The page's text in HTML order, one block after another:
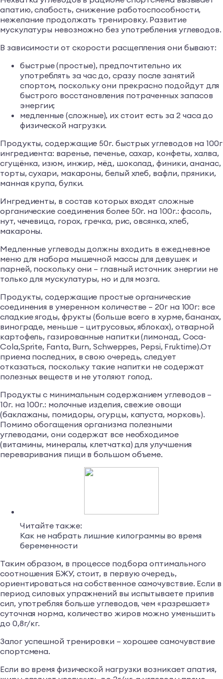
апатию, слабость, снижение работоспособности,
нежелание продолжать тренировку. Развитие
мускулатуры невозможно без употребления углеводов.
В зависимости от скорости расщепления они бывают:
быстрые (простые), предпочтительно их
употреблять за час до, сразу после занятий
спортом, поскольку они прекрасно подойдут для
быстрого восстановления потраченных запасов
энергии;
медленные (сложные), их стоит есть за 2 часа до
физической нагрузки.
Продукты, содержащие 50г. быстрых углеводов на 100г
ингредиента: варенье, печенье, сахар, конфеты, халва,
сгущёнка, изюм, инжир, мёд, шоколад, финики, ананас,
торты, сухари, макароны, белый хлеб, вафли, пряники,
манная крупа, булки.
Ингредиенты, в состав которых входят сложные
органические соединения более 50г. на 100г.: фасоль,
нут, чечевица, горох, гречка, рис, овсянка, хлеб,
макароны.
Медленные углеводы должны входить в ежедневное
меню для набора мышечной массы для девушек и
парней, поскольку они – главный источник энергии не
только для мускулатуры, но и для мозга.
Продукты, содержащие простые органические
соединения в умеренном количестве – 20г на 100г: все
сладкие ягоды, фрукты (больше всего в хурме, бананах,
винограде, меньше – цитрусовых, яблоках), отварной
картофель, газированные напитки (лимонад, Coca-
Cola,Sprite, Fanta, Burn, Schweppes, Pepsi, Fruktime).От
приема последних, в свою очередь, следует
отказаться, поскольку такие напитки не содержат
полезных веществ и не утоляют голод.
Продукты с минимальным содержанием углеводов –
10г. на 100г.: молочные изделия, свежие овощи
(баклажаны, помидоры, огурцы, капуста, морковь).
Помимо обогащения организма полезными
углеводами, они содержат все необходимое
(витамины, минералы, клетчатка) для улучшения
переваривания пищи в большом объеме.
Читайте также:
Как не набрать лишние килограммы во время
беременности
Таким образом, в процессе подбора оптимального
соотношения БЖУ, стоит, в первую очередь,
ориентироваться на собственное самочувствие. Если в
период силовых упражнений вы испытываете прилив
сил, употребляя больше углеводов, чем «разрешает»
суточная норма, количество жиров можно уменьшить
до 0,8г/кг.
Залог успешной тренировки – хорошее самочувствие
спортсмена.
Если во время физической нагрузки возникает апатия,